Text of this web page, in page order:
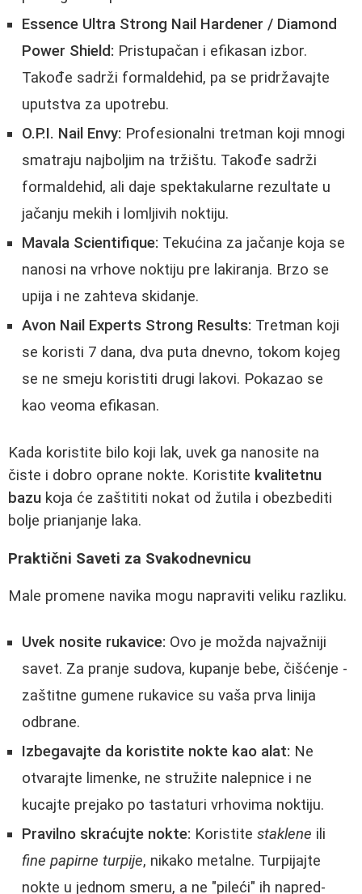
Essence Ultra Strong Nail Hardener / Diamond
Power Shield: Pristupačan i efikasan izbor.
Takođe sadrži formaldehid, pa se pridržavajte
uputstva za upotrebu.
O.P.I. Nail Envy: Profesionalni tretman koji mnogi
smatraju najboljim na tržištu. Takođe sadrži
formaldehid, ali daje spektakularne rezultate u
jačanju mekih i lomljivih noktiju.
Mavala Scientifique: Tekućina za jačanje koja se
nanosi na vrhove noktiju pre lakiranja. Brzo se
upija i ne zahteva skidanje.
Avon Nail Experts Strong Results: Tretman koji
se koristi 7 dana, dva puta dnevno, tokom kojeg
se ne smeju koristiti drugi lakovi. Pokazao se
kao veoma efikasan.
Kada koristite bilo koji lak, uvek ga nanosite na
čiste i dobro oprane nokte. Koristite kvalitetnu
bazu koja će zaštititi nokat od žutila i obezbediti
bolje prianjanje laka.
Praktični Saveti za Svakodnevnicu
Male promene navika mogu napraviti veliku razliku.
Uvek nosite rukavice: Ovo je možda najvažniji
savet. Za pranje sudova, kupanje bebe, čišćenje -
zaštitne gumene rukavice su vaša prva linija
odbrane.
Izbegavajte da koristite nokte kao alat: Ne
otvarajte limenke, ne stružite nalepnice i ne
kucajte prejakо po tastaturi vrhovima noktiju.
Pravilno skraćujte nokte: Koristite staklene ili
fine papirne turpije, nikako metalne. Turpijajte
nokte u jednom smeru, a ne "pileći" ih napred-